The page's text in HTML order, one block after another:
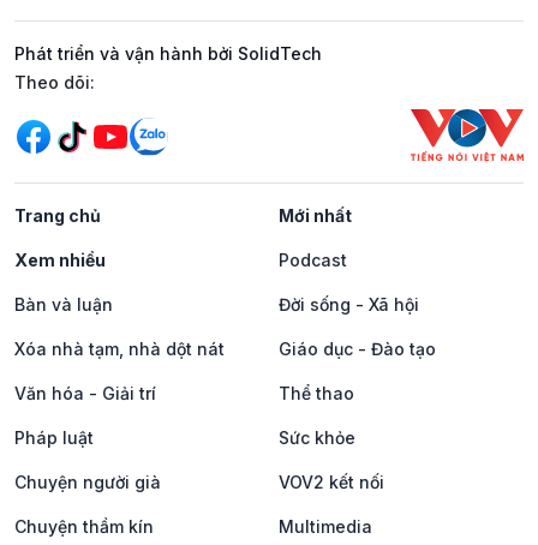
Phát triển và vận hành bởi SolidTech
Mạng xã hội
Theo dõi:
Trang chủ Mới nhất
Xem nhiều Podcast
Bàn và luận Đời sống - Xã hội
Xóa nhà tạm, nhà dột nát Giáo dục - Đào tạo
Văn hóa - Giải trí Thể thao
Pháp luật Sức khỏe
Chuyện người già VOV2 kết nối
Chuyện thầm kín Multimedia